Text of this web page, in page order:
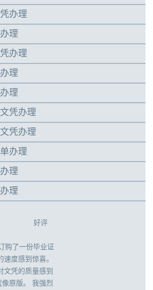
办理
理
办理
理
理
凭办理
凭办理
办理
理
理
好评
购了一份毕业证
度感到惊喜。
文凭的质量感到
原版。 我强烈